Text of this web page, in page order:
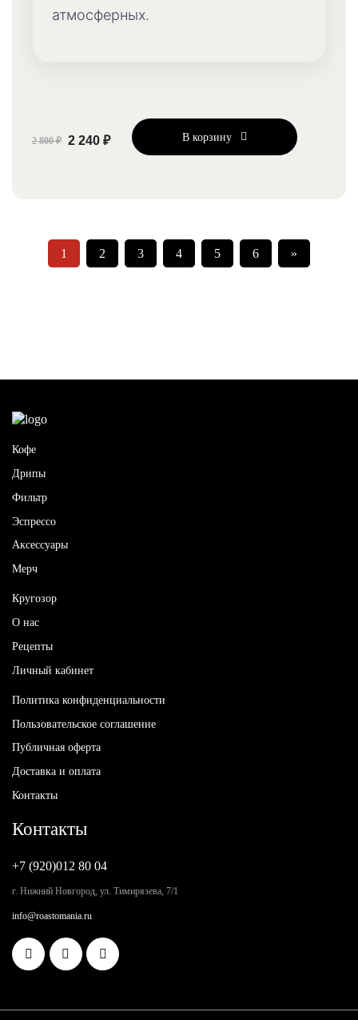
атмосферных.
2 800 ₽ 2 240 ₽ В корзину
1 2 3 4 5 6 »
Кофе
Дрипы
Фильтр
Эспрессо
Аксессуары
Мерч
Кругозор
О нас
Рецепты
Личный кабинет
Политика конфиденциальности
Пользовательское соглашение
Публичная оферта
Доставка и оплата
Контакты
Контакты
+7 (920)012 80 04
г. Нижний Новгород, ул. Тимирязева, 7/1
info@roastomania.ru